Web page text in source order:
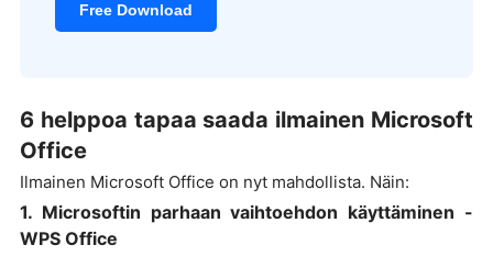
Free Download
6 helppoa tapaa saada ilmainen Microsoft
Office
Ilmainen Microsoft Office on nyt mahdollista. Näin:
1. Microsoftin parhaan vaihtoehdon käyttäminen -
WPS Office